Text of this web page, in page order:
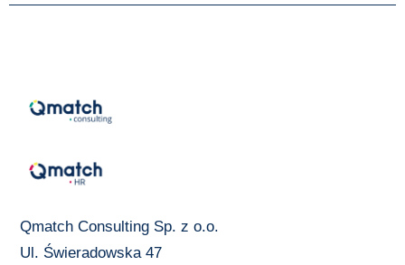
Qmatch Consulting Sp. z o.o.
Ul. Świeradowska 47